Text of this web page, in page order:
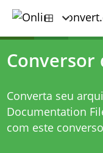
Conversor
Converta seu
Documentation
com este